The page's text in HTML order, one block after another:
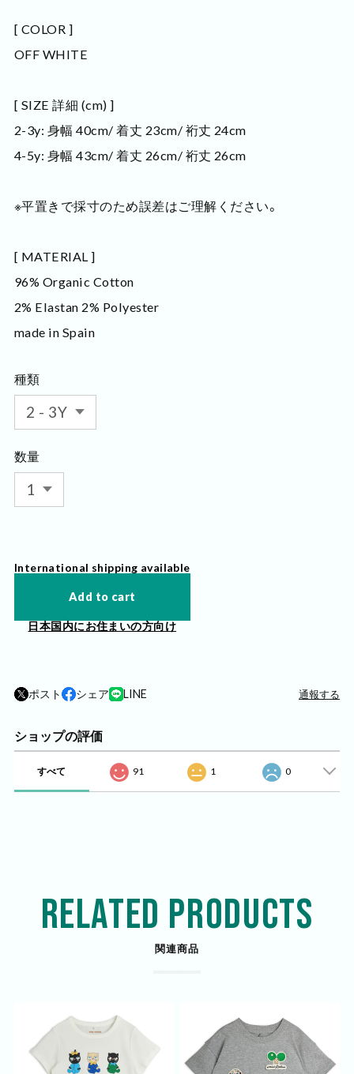
[ COLOR ]
OFF WHITE
[ SIZE 詳細 (cm) ]
2-3y: 身幅 40cm/ 着丈 23cm/ 裄丈 24cm
4-5y: 身幅 43cm/ 着丈 26cm/ 裄丈 26cm
※平置きで採寸のため誤差はご理解ください。
[ MATERIAL ]
96% Organic Cotton
2% Elastan 2% Polyester
made in Spain
種類
数量
International shipping available
Add to cart
日本国内にお住まいの方向け
ポスト シェア LINE 通報する
ショップの評価
すべて 91 1 0
RELATED PRODUCTS
関連商品